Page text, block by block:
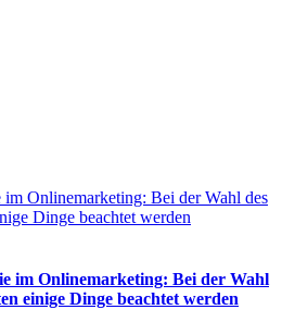
Onlinemarketing: Bei der Wahl des
Dinge beachtet werden
im Onlinemarketing: Bei der Wahl
einige Dinge beachtet werden